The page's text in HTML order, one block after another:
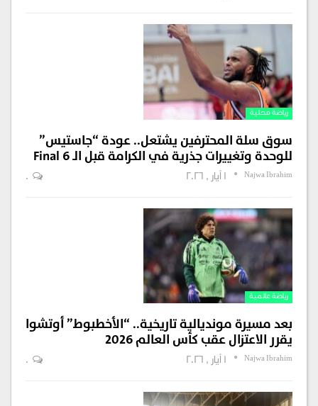
رياضة محلية
سوق سلة المحترفين يشتعل.. عودة “جاستيس”
للوحدة وتغييرات جذرية في الكرامة قبل الـ Final 6
Najwa Ibrahim
0
رياضة عالمية
بعد مسيرة مونديالية تاريخية.. “الأخطبوط” أوتشوا
يقرر الاعتزال عقب كأس العالم 2026
Najwa Ibrahim
0